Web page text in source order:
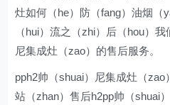
灶如何（he）防（fang）油烟（
（hui）流之（zhi）后（hou）
尼集成灶（zao）的售后服务。
pph2帅（shuai）尼集成灶（zao
站（zhan）售后h2pp帅（shuai